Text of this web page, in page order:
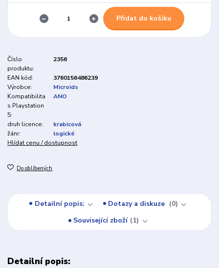
Přidat do košíku
Číslo
produktu:
2356
EAN kód:
3760156486239
Výrobce:
Microids
Kompatibilita
s Playstation
5:
ANO
druh licence:
krabicová
žánr:
logické
Hlídat cenu / dostupnost
Do oblíbených
Detailní popis: Dotazy a diskuze
0
Související zboží
1
Detailní popis: